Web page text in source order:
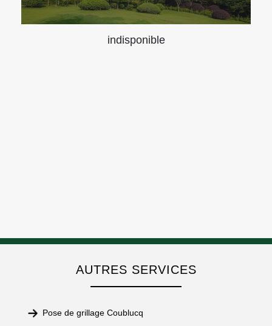
indisponible
AUTRES SERVICES
Pose de grillage Coublucq